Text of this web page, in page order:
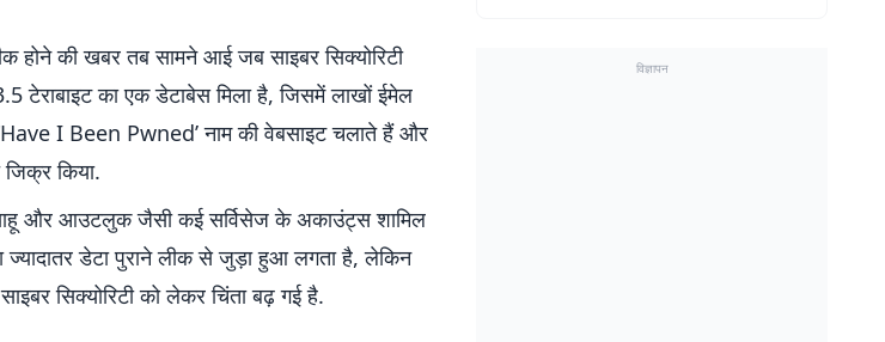
होने की खबर तब सामने आई जब साइबर सिक्योरिटी
टेराबाइट का एक डेटाबेस मिला है, जिसमें लाखों ईमेल
I Been Pwned’ नाम की वेबसाइट चलाते हैं और
किया.
और आउटलुक जैसी कई सर्विसेज के अकाउंट्स शामिल
ज्यादातर डेटा पुराने लीक से जुड़ा हुआ लगता है, लेकिन
सिक्योरिटी को लेकर चिंता बढ़ गई है.
विज्ञापन